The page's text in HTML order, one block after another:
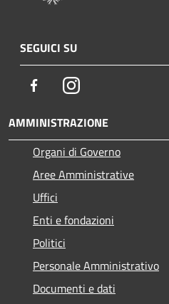
SEGUICI SU
FacebookInstagram
AMMINISTRAZIONE
Organi di Governo
Aree Amministrative
Uffici
Enti e fondazioni
Politici
Personale Amministrativo
Documenti e dati